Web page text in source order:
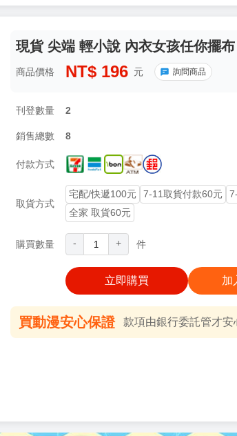
現貨 尖端 輕小說 內衣女孩任你擺
商品價格 NT$ 196 元 詢問商品
刊登數量 2
銷售總數 8
付款方式
取貨方式
宅配/快遞100元 7-11取貨付款60元
全家 取貨60元
購買數量 - + 件
立即購買 加
買動漫安心保證 款項由銀行委託管才安